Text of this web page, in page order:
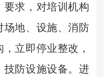
求，对培训机构
场地、设施、消防
立即停业整改，
防设施设备。进